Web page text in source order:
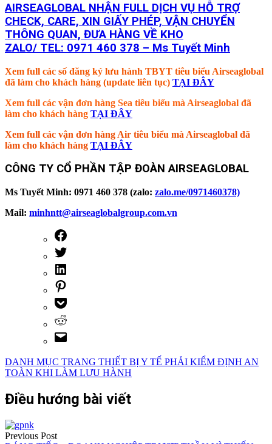
AIRSEAGLOBAL NHẬN FULL DỊCH VỤ HỖ TRỢ
CHECK, CARE, XIN GIẤY PHÉP, VẬN CHUYỂN
THÔNG QUAN, ĐƯA HÀNG VỀ KHO
ZALO/ TEL: 0971 460 378 – Ms Tuyết Minh
Xem full các số đăng ký lưu hành TBYT tiêu biểu Airseaglobal
đã làm cho khách hàng (update liên tục) TẠI ĐÂY
Xem full các vận đơn hàng Sea tiêu biểu mà Airseaglobal đã
làm cho khách hàng TẠI ĐÂY
Xem full các vận đơn hàng Air tiêu biểu mà Airseaglobal đã
làm cho khách hàng TẠI ĐÂY
CÔNG TY CỔ PHẦN TẬP ĐOÀN AIRSEAGLOBAL
Ms Tuyết Minh: 0971 460 378 (zalo: zalo.me/0971460378)
Mail: minhntt@airseaglobalgroup.com.vn
DANH MỤC TRANG THIẾT BỊ Y TẾ PHẢI KIỂM ĐỊNH AN
TOÀN KHI LÀM LƯU HÀNH
Điều hướng bài viết
Previous Post